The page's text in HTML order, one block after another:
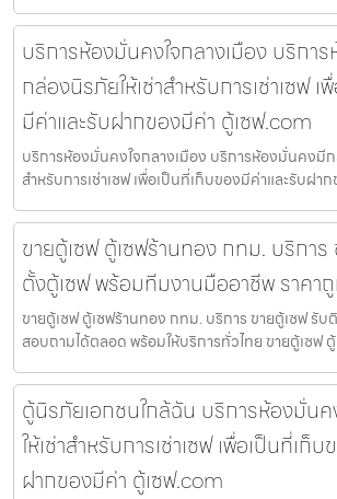
บริการห้องมั่นคงใจกลางเมือง บริกา
กล่องนิรภัยให้เช่าสำหรับการเช่าเซฟ
มีค่าและรับฝากของมีค่า ตู้เซฟ.com
บริการห้องมั่นคงใจกลางเมือง บริการห้องมั่นคงมีก
สำหรับการเช่าเซฟ เพื่อเป็นที่เก็บของมีค่าและรับฝา
ขายตู้เซฟ ตู้เซฟร้านทอง กทม. บริกา
ตั้งตู้เซฟ พร้อมทีมงานมืออาชีพ ราคา
ขายตู้เซฟ ตู้เซฟร้านทอง กทม. บริการ ขายตู้เซฟ รั
สอบถามได้ตลอด พร้อมให้บริการทั่วไทย ขายตู้เซฟ ตู้
ตู้นิรภัยเอกชนใกล้ฉัน บริการห้องมั่น
ให้เช่าสำหรับการเช่าเซฟ เพื่อเป็นที่เก็
ฝากของมีค่า ตู้เซฟ.com